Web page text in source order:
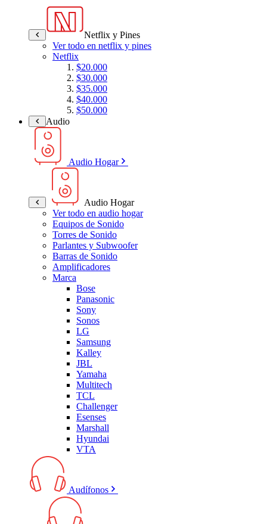
Netflix y Pines
Ver todo en netflix y pines
Netflix
$20.000
$30.000
$35.000
$40.000
$50.000
Audio
Audio Hogar
Audio Hogar
Ver todo en audio hogar
Equipos de Sonido
Torres de Sonido
Parlantes y Subwoofer
Barras de Sonido
Amplificadores
Marca
Bose
Panasonic
Sony
Sonos
LG
Samsung
Kalley
JBL
Yamaha
Multitech
TCL
Challenger
Esenses
Marshall
Hyundai
VTA
Audífonos